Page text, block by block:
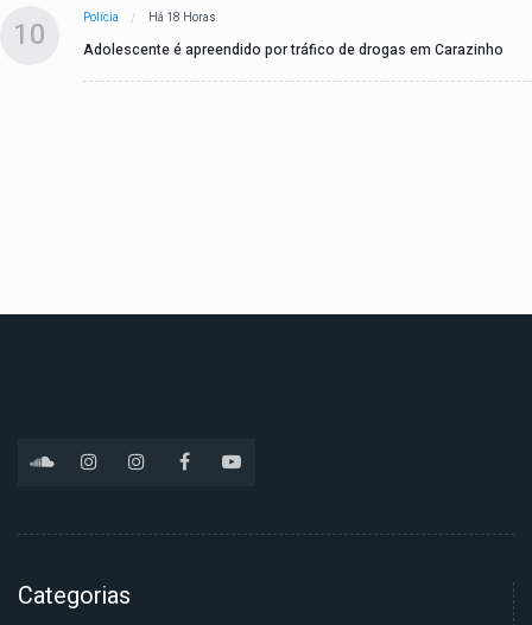
10 Polícia Há 18 Horas
Adolescente é apreendido por tráfico de drogas em Carazinho
Categorias